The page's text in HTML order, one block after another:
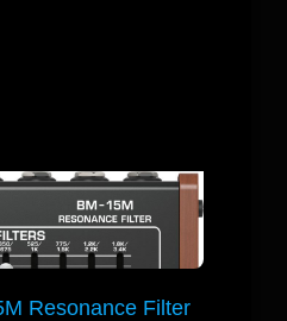
Resonance Filter